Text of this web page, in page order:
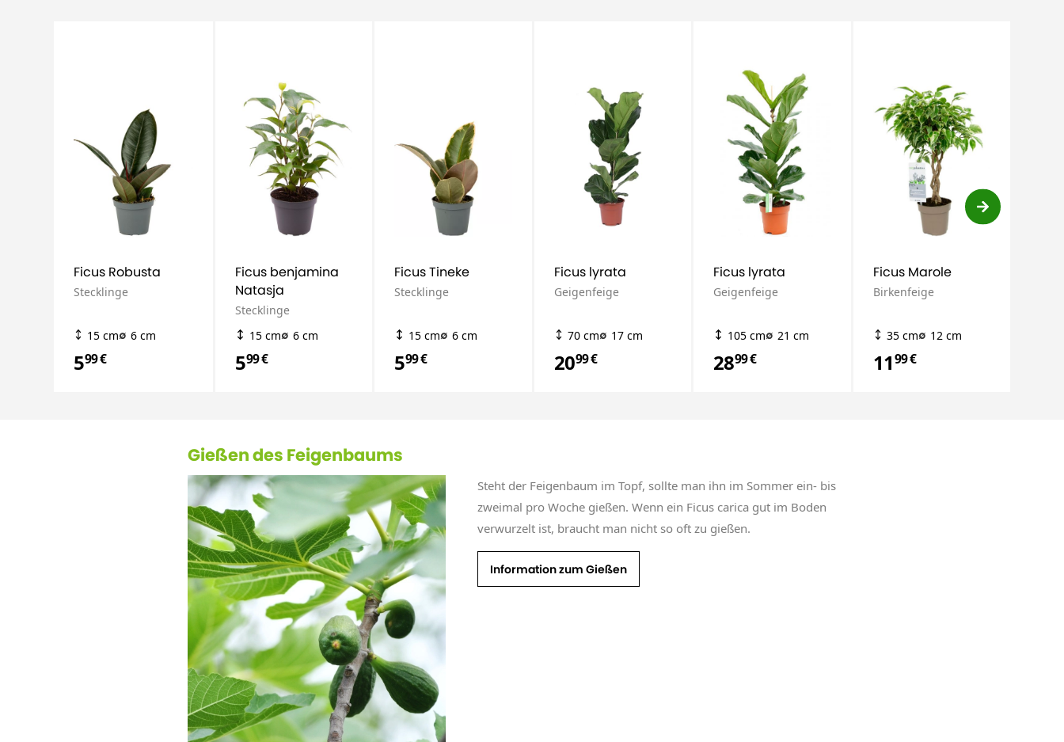
Ficus Robusta
Stecklinge
15 cm 6 cm
599 €
Ficus benjamina
Natasja
Stecklinge
15 cm
6 cm
599 €
Ficus Tineke
Stecklinge
15 cm 6 cm
599 €
Ficus lyrata
Geigenfeige
70 cm 17 cm
2099 €
Ficus lyrata
Geigenfeige
105 cm 21 cm
2899 €
Ficus Marole
Birkenfeige
35 cm 12 cm
1199 €
Gießen des Feigenbaums
Steht der Feigenbaum im Topf, sollte man ihn im Sommer ein- bis
zweimal pro Woche gießen. Wenn ein Ficus carica gut im Boden
verwurzelt ist, braucht man nicht so oft zu gießen.
Information zum Gießen